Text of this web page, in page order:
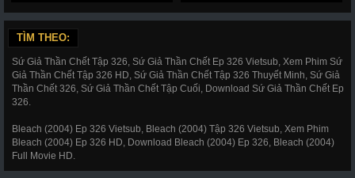
304 305 306 307 308 309 310
322 323 324 325 326 327 328
TÌM THEO:
Sứ Giả Thần Chết Tập 326, Sứ Giả Thần Chết Ep 326 Vietsub, Xem Phim Sứ
Giả Thần Chết Tập 326 HD, Sứ Giả Thần Chết Tập 326 Thuyết Minh, Sứ Giả
Thần Chết 326, Sứ Giả Thần Chết Tập Cuối, Download Sứ Giả Thần Chết Ep
326.
Bleach (2004) Ep 326 Vietsub, Bleach (2004) Tập 326 Vietsub, Xem Phim
Bleach (2004) Ep 326 HD, Download Bleach (2004) Ep 326, Bleach (2004)
Full Movie HD.